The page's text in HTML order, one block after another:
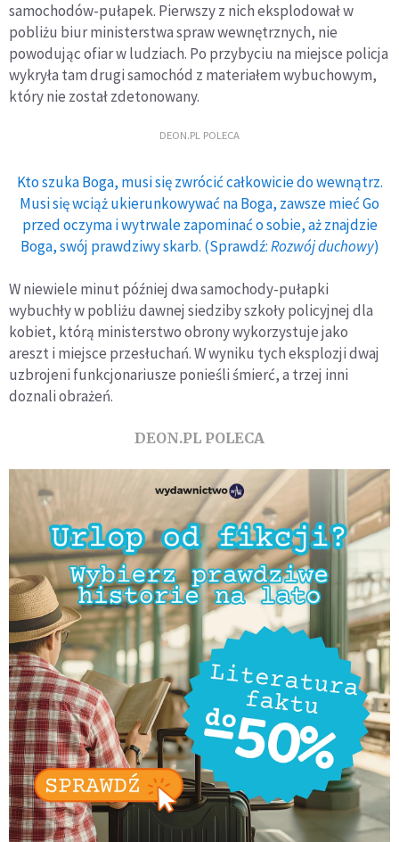
samochodów-pułapek. Pierwszy z nich eksplodował w
pobliżu biur ministerstwa spraw wewnętrznych, nie
powodując ofiar w ludziach. Po przybyciu na miejsce policja
wykryła tam drugi samochód z materiałem wybuchowym,
który nie został zdetonowany.
DEON.PL POLECA
Kto szuka Boga, musi się zwrócić całkowicie do wewnątrz.
Musi się wciąż ukierunkowywać na Boga, zawsze mieć Go
przed oczyma i wytrwale zapominać o sobie, aż znajdzie
Boga, swój prawdziwy skarb. (Sprawdź:Rozwój duchowy)
W niewiele minut później dwa samochody-pułapki
wybuchły w pobliżu dawnej siedziby szkoły policyjnej dla
kobiet, którą ministerstwo obrony wykorzystuje jako
areszt i miejsce przesłuchań. W wyniku tych eksplozji dwaj
uzbrojeni funkcjonariusze ponieśli śmierć, a trzej inni
doznali obrażeń.
DEON.PL POLECA